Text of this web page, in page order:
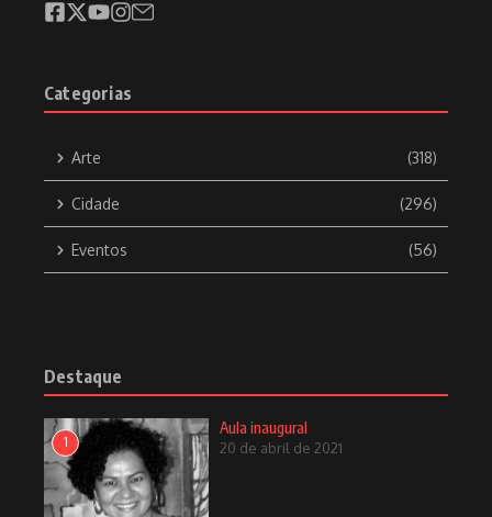
_ Sob pressão da ditadura civil e militar.
Templo do Futebol. Com um futebol alegre, o Brasil de Pelé é
contunde-se. O Brasil é eliminado. Ainda na primeira fase. Da
competição. O Rei do Futebol não quer mais vestir a camisa
amarela e verde, com o calção azul. Em 1970.
Categorias
Arte (318)
Cidade (296)
Eventos (56)
Destaque
1
Aula inaugural
20 de abril de 2021